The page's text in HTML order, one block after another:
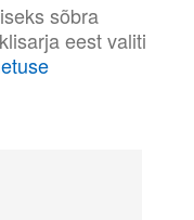
sõbra
eest valiti